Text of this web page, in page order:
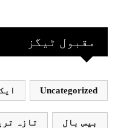
مقبول ٹیگز
Uncategorized
بیس بال تازہ